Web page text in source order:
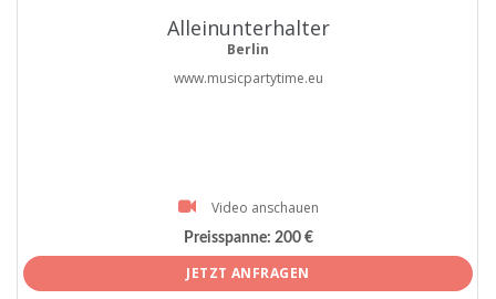
Alleinunterhalter
Berlin
www.musicpartytime.eu
Video anschauen
Preisspanne: 200 €
JETZT ANFRAGEN